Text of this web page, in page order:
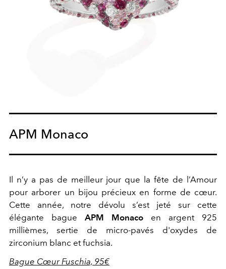
APM Monaco
Il n’y a pas de meilleur jour que la fête de l’Amour
pour arborer un bijou précieux en forme de cœur.
Cette année, notre dévolu s’est jeté sur cette
élégante bague APM Monaco en argent 925
millièmes, sertie de micro-pavés d'oxydes de
zirconium blanc et fuchsia.
Bague Cœur Fuschia, 95€